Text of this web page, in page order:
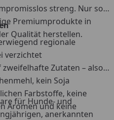
streng. Nur so
Premiumprodukte in
Qualität herstellen.
regionale
verzichtet
Zutaten – also,
kein Soja
Farbstoffe, keine
Aromen und keine
für Hunde- und
anerkannten